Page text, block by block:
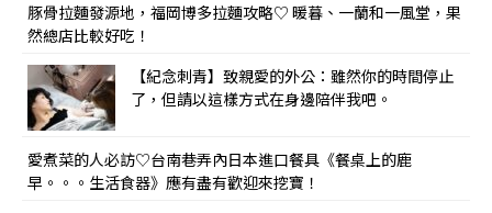
豚骨拉麵發源地，福岡博多拉麵攻略♡ 暖暮、一蘭和一風堂，果
然總店比較好吃！
【紀念刺青】致親愛的外公：雖然你的時間停止
了，但請以這樣方式在身邊陪伴我吧。
愛煮菜的人必訪♡台南巷弄內日本進口餐具《餐桌上的鹿
早。。。生活食器》應有盡有歡迎來挖寶！